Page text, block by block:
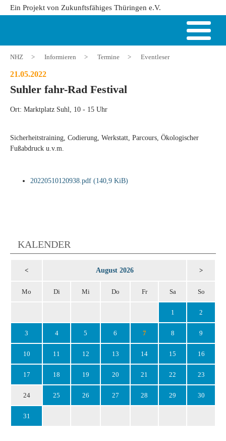
Ein Projekt von Zukunftsfähiges Thüringen e.V.
NHZ > Informieren > Termine > Eventleser
21.05.2022
Suhler fahr-Rad Festival
Ort: Marktplatz Suhl, 10 - 15 Uhr
Sicherheitstraining, Codierung, Werkstatt, Parcours, Ökologischer
Fußabdruck u.v.m.
20220510120938.pdf (140,9 KiB)
KALENDER
< August 2026 >
Mo Di Mi Do Fr Sa So
1 2
3 4 5 6 7 8 9
10 11 12 13 14 15 16
17 18 19 20 21 22 23
24 25 26 27 28 29 30
31